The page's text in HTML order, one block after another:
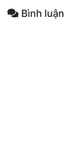
Bình luận